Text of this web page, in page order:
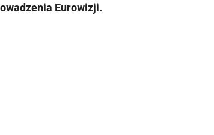
Eurowizji.